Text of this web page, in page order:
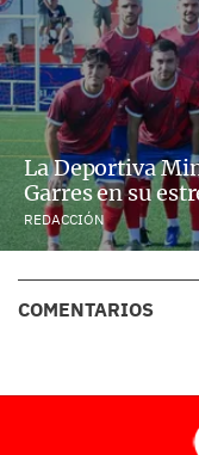
La Deportiva
Garres en su
REDACCIÓN
COMENTARIOS